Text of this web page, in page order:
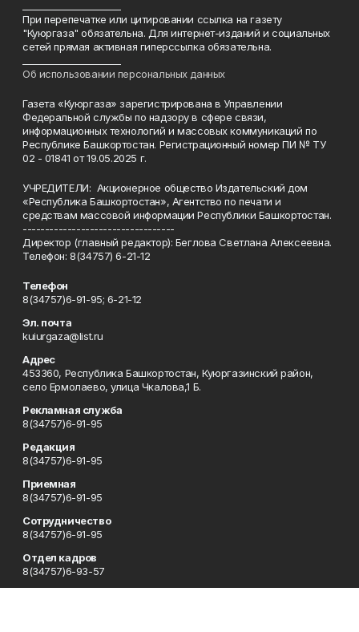
При перепечатке или цитировании ссылка на газету
"Куюргаза" обязательна. Для интернет-изданий и социальных
сетей прямая активная гиперссылка обязательна.
Об использовании персональных данных
Газета «Куюргаза» зарегистрирована в Управлении
Федеральной службы по надзору в сфере связи,
информационных технологий и массовых коммуникаций по
Республике Башкортостан. Регистрационный номер ПИ № ТУ
02 - 01841 от 19.05.2025 г.
УЧРЕДИТЕЛИ: Акционерное общество Издательский дом
«Республика Башкортостан», Агентство по печати и
средствам массовой информации Республики Башкортостан.
----------------------------------
Директор (главный редактор): Беглова Светлана Алексеевна.
Телефон: 8(34757) 6-21-12
Телефон
8(34757)6-91-95; 6-21-12
Эл. почта
kuiurgaza@list.ru
Адрес
453360, Республика Башкортостан, Куюргазинский район,
село Ермолаево, улица Чкалова,1 Б.
Рекламная служба
8(34757)6-91-95
Редакция
8(34757)6-91-95
Приемная
8(34757)6-91-95
Сотрудничество
8(34757)6-91-95
Отдел кадров
8(34757)6-93-57